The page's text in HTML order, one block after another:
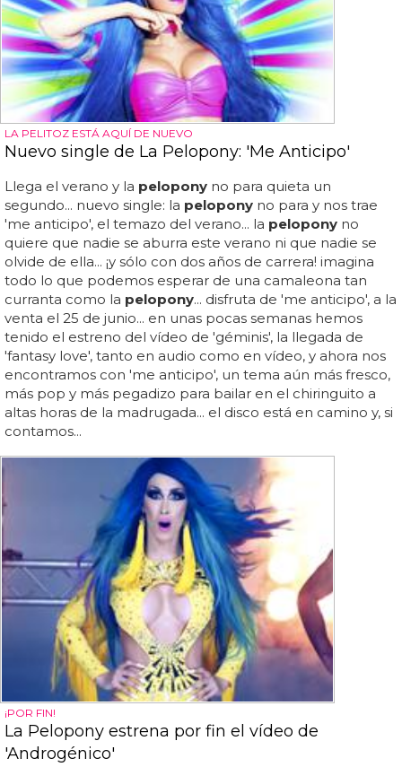
LA PELITOZ ESTÁ AQUÍ DE NUEVO
Nuevo single de La Pelopony: 'Me Anticipo'
Llega el verano y la pelopony no para quieta un
segundo... nuevo single: la pelopony no para y nos trae
'me anticipo', el temazo del verano... la pelopony no
quiere que nadie se aburra este verano ni que nadie se
olvide de ella... ¡y sólo con dos años de carrera! imagina
todo lo que podemos esperar de una camaleona tan
curranta como la pelopony... disfruta de 'me anticipo', a la
venta el 25 de junio... en unas pocas semanas hemos
tenido el estreno del vídeo de 'géminis', la llegada de
'fantasy love', tanto en audio como en vídeo, y ahora nos
encontramos con 'me anticipo', un tema aún más fresco,
más pop y más pegadizo para bailar en el chiringuito a
altas horas de la madrugada... el disco está en camino y, si
contamos...
¡POR FIN!
La Pelopony estrena por fin el vídeo de
'Androgénico'